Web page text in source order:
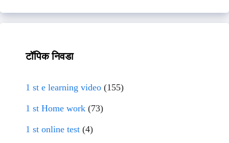
टॉपिक निवडा
1 st e learning video (155)
1 st Home work (73)
1 st online test (4)